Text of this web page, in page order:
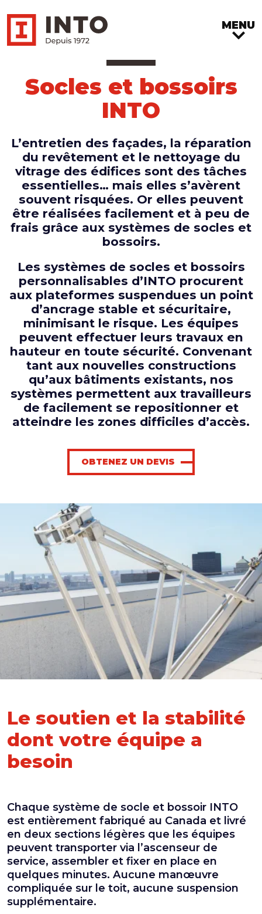
MENU
Socles et bossoirs
INTO
L’entretien des façades, la réparation
du revêtement et le nettoyage du
vitrage des édifices sont des tâches
essentielles… mais elles s’avèrent
souvent risquées. Or elles peuvent
être réalisées facilement et à peu de
frais grâce aux systèmes de socles et
bossoirs.
Les systèmes de socles et bossoirs
personnalisables d’INTO procurent
aux plateformes suspendues un point
d’ancrage stable et sécuritaire,
minimisant le risque. Les équipes
peuvent effectuer leurs travaux en
hauteur en toute sécurité. Convenant
tant aux nouvelles constructions
qu’aux bâtiments existants, nos
systèmes permettent aux travailleurs
de facilement se repositionner et
atteindre les zones difficiles d’accès.
OBTENEZ UN DEVIS
Le soutien et la stabilité
dont votre équipe a
besoin
Chaque système de socle et bossoir INTO
est entièrement fabriqué au Canada et livré
en deux sections légères que les équipes
peuvent transporter via l’ascenseur de
service, assembler et fixer en place en
quelques minutes. Aucune manœuvre
compliquée sur le toit, aucune suspension
supplémentaire.